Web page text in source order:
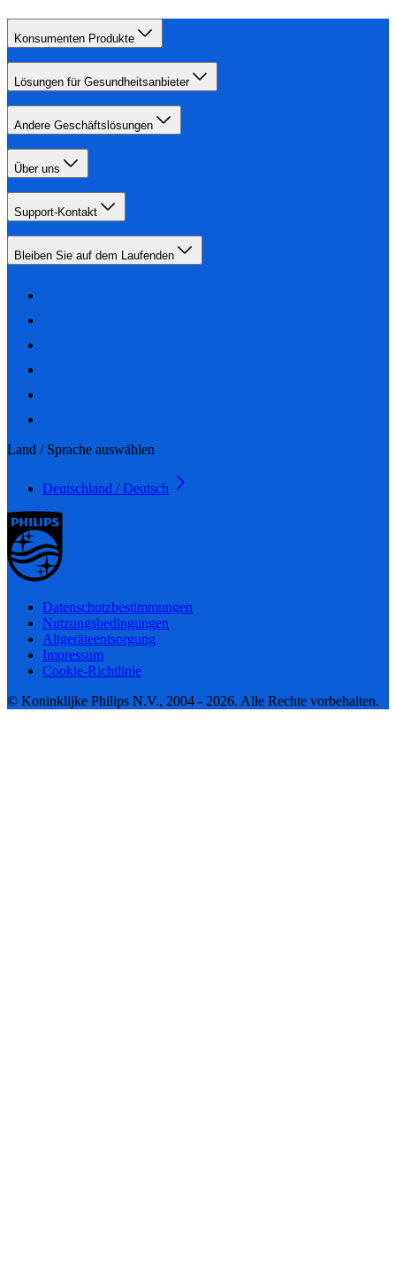
Konsumenten Produkte
Lösungen für Gesundheitsanbieter
Andere Geschäftslösungen
Über uns
Support-Kontakt
Bleiben Sie auf dem Laufenden
Land / Sprache auswählen
Deutschland / Deutsch
Datenschutzbestimmungen
Nutzungsbedingungen
Altgeräteentsorgung
Impressum
Cookie-Richtlinie
© Koninklijke Philips N.V., 2004 - 2026. Alle Rechte vorbehalten.